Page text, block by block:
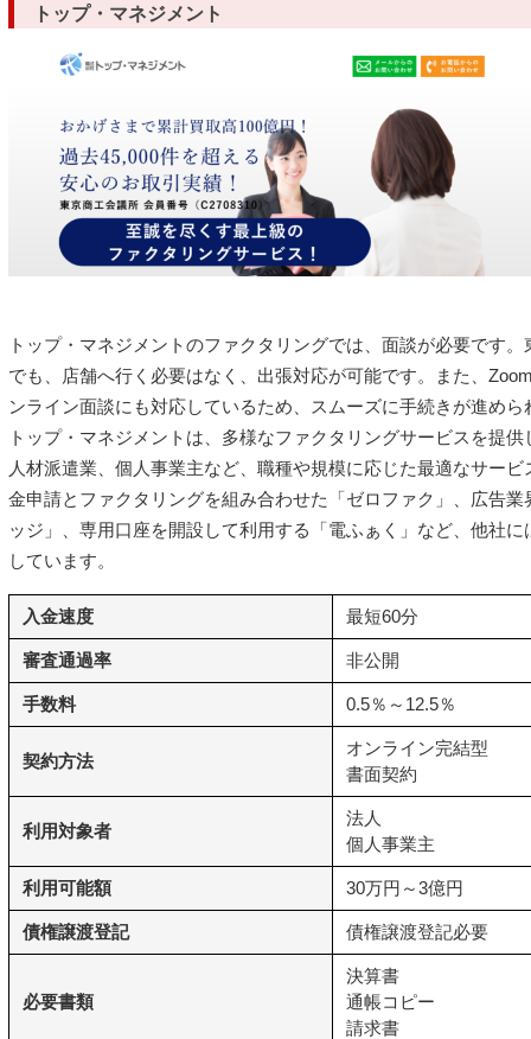
トップ・マネジメント
トップ・マネジメントのファクタリングでは、面談が必要です
でも、店舗へ行く必要はなく、出張対応が可能です。また、
ンライン面談にも対応しているため、スムーズに手続きが進めら
トップ・マネジメントは、多様なファクタリングサービスを提
人材派遣業、個人事業主など、職種や規模に応じた最適なサー
金申請とファクタリングを組み合わせた「ゼロファク」、広告
ッジ」、専用口座を開設して利用する「電ふぁく」など、他社
しています。
入金速度 最短60分
審査通過率 非公開
手数料 0.5％～12.5％
契約方法
オンライン完結型
書面契約
利用対象者
法人
個人事業主
利用可能額 30万円～3億円
債権譲渡登記 債権譲渡登記必要
必要書類
決算書
通帳コピー
請求書